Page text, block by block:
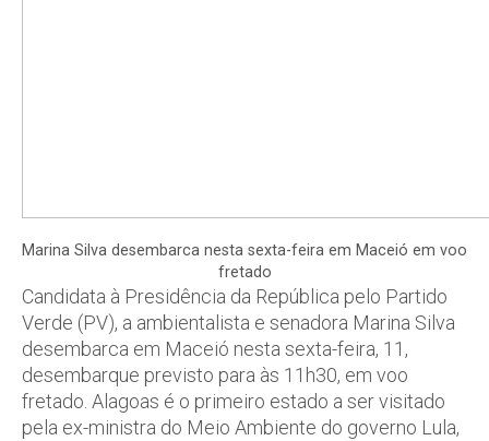
Marina Silva desembarca nesta sexta-feira em Maceió em voo
fretado
Candidata à Presidência da República pelo Partido
Verde (PV), a ambientalista e senadora Marina Silva
desembarca em Maceió nesta sexta-feira, 11,
desembarque previsto para às 11h30, em voo
fretado. Alagoas é o primeiro estado a ser visitado
pela ex-ministra do Meio Ambiente do governo Lula,